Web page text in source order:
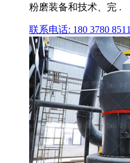
粉磨装备和技术、完 .
联系电话: 180 3780 8511